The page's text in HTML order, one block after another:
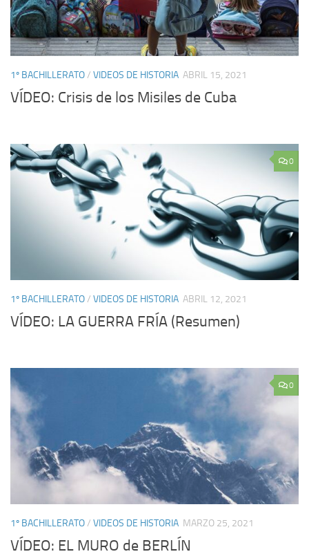
1º BACHILLERATO/ VIDEOS DE HISTORIA ABRIL 15, 2021
VÍDEO: Crisis de los Misiles de Cuba
0
1º BACHILLERATO/ VIDEOS DE HISTORIA ABRIL 12, 2021
VÍDEO: LA GUERRA FRÍA (Resumen)
0
1º BACHILLERATO/ VIDEOS DE HISTORIA MARZO 25, 2021
VÍDEO: EL MURO de BERLÍN